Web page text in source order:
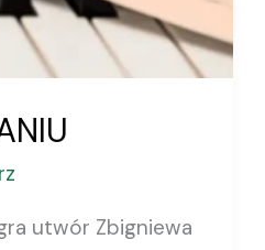
utwór Zbigniewa